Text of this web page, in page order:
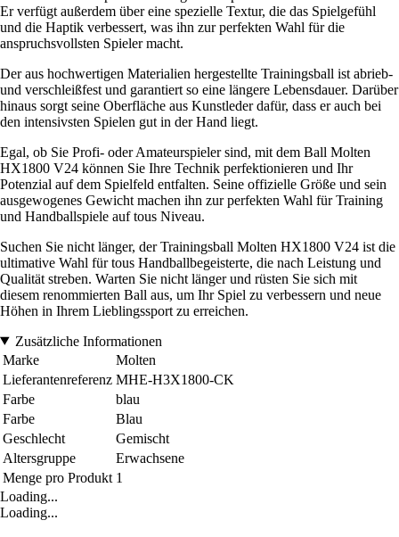
Er verfügt außerdem über eine spezielle Textur, die das Spielgefühl
und die Haptik verbessert, was ihn zur perfekten Wahl für die
anspruchsvollsten Spieler macht.
Der aus hochwertigen Materialien hergestellte Trainingsball ist abrieb-
und verschleißfest und garantiert so eine längere Lebensdauer. Darüber
hinaus sorgt seine Oberfläche aus Kunstleder dafür, dass er auch bei
den intensivsten Spielen gut in der Hand liegt.
Egal, ob Sie Profi- oder Amateurspieler sind, mit dem Ball Molten
HX1800 V24 können Sie Ihre Technik perfektionieren und Ihr
Potenzial auf dem Spielfeld entfalten. Seine offizielle Größe und sein
ausgewogenes Gewicht machen ihn zur perfekten Wahl für Training
und Handballspiele auf tous Niveau.
Suchen Sie nicht länger, der Trainingsball Molten HX1800 V24 ist die
ultimative Wahl für tous Handballbegeisterte, die nach Leistung und
Qualität streben. Warten Sie nicht länger und rüsten Sie sich mit
diesem renommierten Ball aus, um Ihr Spiel zu verbessern und neue
Höhen in Ihrem Lieblingssport zu erreichen.
Zusätzliche Informationen
Marke
Molten
Lieferantenreferenz MHE-H3X1800-CK
Farbe
blau
Farbe
Blau
Geschlecht
Gemischt
Altersgruppe
Erwachsene
Menge pro Produkt 1
Loading...
Loading...